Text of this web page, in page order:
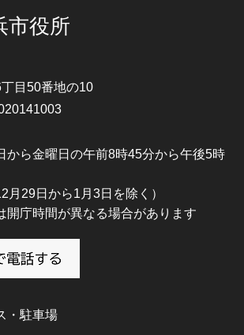
市役所
目50番地の10
から金曜日の午前8時45分から午後5時
月29日から1月3日を除く）
庁時間が異なる場合があります
・駐車場